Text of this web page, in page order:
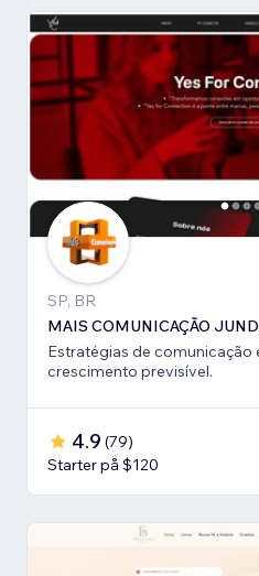
SP, BR
Estratégias de comunicação
crescimento previsível.
4.9 (79)
Starter på $120